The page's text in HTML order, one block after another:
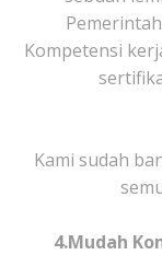
Kompetensi
Kami sudah
4.Mudah